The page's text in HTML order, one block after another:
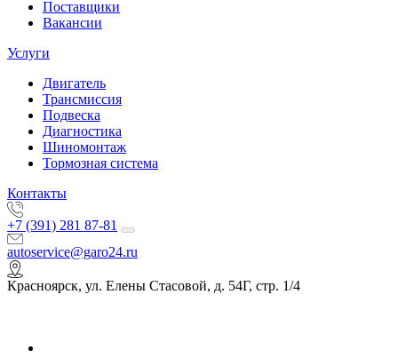
Поставщики
Вакансии
Услуги
Двигатель
Трансмиссия
Подвеска
Диагностика
Шиномонтаж
Тормозная система
Контакты
+7 (391) 281 87-81
autoservice@garo24.ru
Красноярск, ул. Елены Стасовой, д. 54Г, стр. 1/4